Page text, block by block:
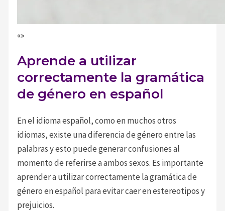
«»
Aprende a utilizar
correctamente la gramática
de género en español
En el idioma español, como en muchos otros
idiomas, existe una diferencia de género entre las
palabras y esto puede generar confusiones al
momento de referirse a ambos sexos. Es importante
aprender a utilizar correctamente la gramática de
género en español para evitar caer en estereotipos y
prejuicios.